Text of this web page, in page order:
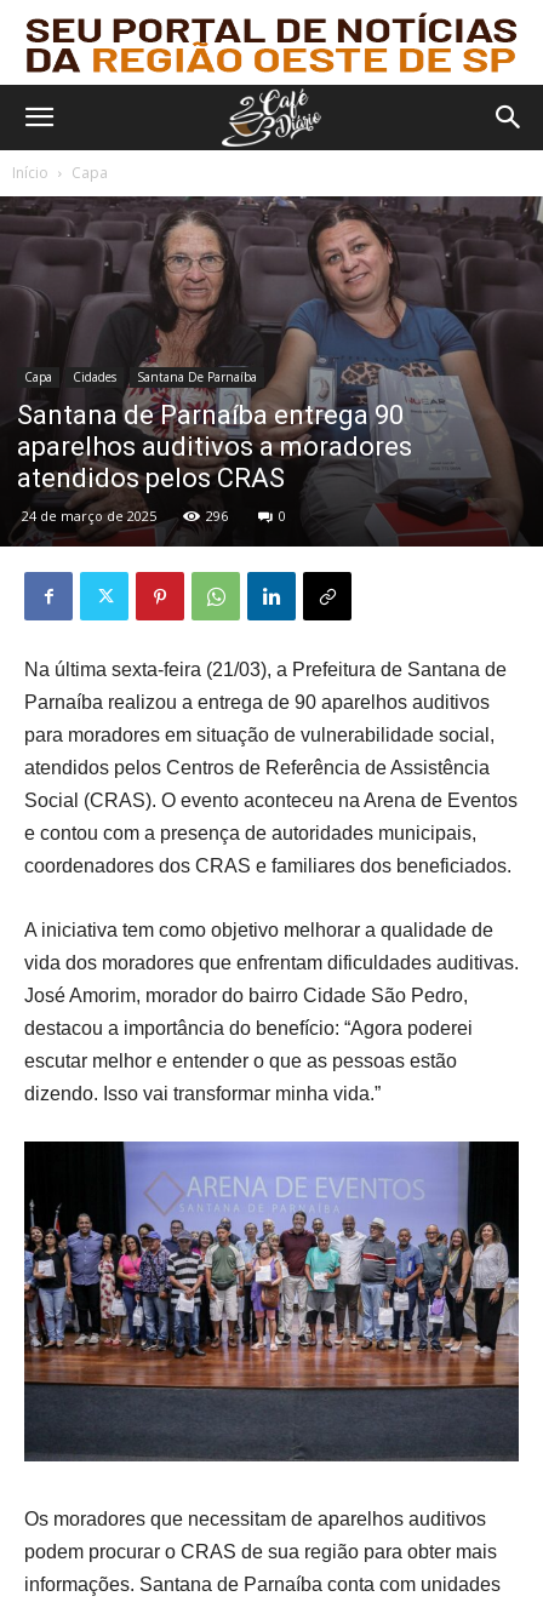
Início Capa
Capa Cidades Santana De Parnaíba
Santana de Parnaíba entrega 90
aparelhos auditivos a moradores
atendidos pelos CRAS
24 de março de 2025 296 0
Na última sexta-feira (21/03), a Prefeitura de Santana de
Parnaíba realizou a entrega de 90 aparelhos auditivos
para moradores em situação de vulnerabilidade social,
atendidos pelos Centros de Referência de Assistência
Social (CRAS). O evento aconteceu na Arena de Eventos
e contou com a presença de autoridades municipais,
coordenadores dos CRAS e familiares dos beneficiados.
A iniciativa tem como objetivo melhorar a qualidade de
vida dos moradores que enfrentam dificuldades auditivas.
José Amorim, morador do bairro Cidade São Pedro,
destacou a importância do benefício: “Agora poderei
escutar melhor e entender o que as pessoas estão
dizendo. Isso vai transformar minha vida.”
Os moradores que necessitam de aparelhos auditivos
podem procurar o CRAS de sua região para obter mais
informações. Santana de Parnaíba conta com unidades